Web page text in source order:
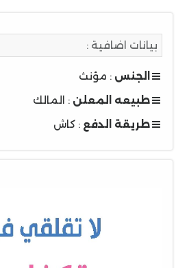
بيانات اضافية :
الجنس : مؤنث
طبيعه المعلن : المالك
طريقة الدفع : كاش